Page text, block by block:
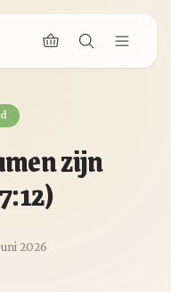
zijn
2026